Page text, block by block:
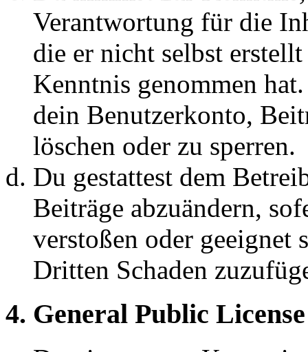
Verantwortung für die
die er nicht selbst
Kenntnis genommen
dein Benutzerkonto,
löschen oder zu sperren.
Du gestattest dem
Beiträge abzuändern,
verstoßen oder geeignet
Dritten Schaden
4. General Public License